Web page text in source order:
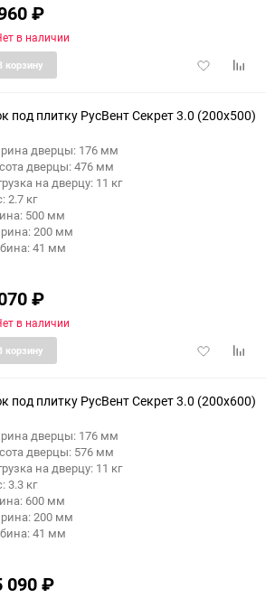
₽
в наличии
Добавить
корзину
под плитку РусВент Секрет 3.0 (200x500)
дверцы: 176 мм
дверцы: 476 мм
на дверцу: 11 кг
2.7 кг
500 мм
200 мм
41 мм
₽
в наличии
Добавить
корзину
под плитку РусВент Секрет 3.0 (200x600)
дверцы: 176 мм
дверцы: 576 мм
на дверцу: 11 кг
3.3 кг
600 мм
200 мм
41 мм
090₽